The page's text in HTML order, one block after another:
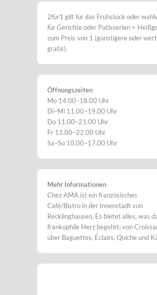
2für1 gilt für das Frühstück oder
für Gerichte oder Patîsserien +
zum Preis von 1 (günstigere oder
gratis).
Öffnungszeiten
Mo 14.00–18.00 Uhr
Di–Mi 11.00–19.00 Uhr
Do 11.00–21.00 Uhr
Fr 11.00–22.00 Uhr
Sa–So 10.00–17.00 Uhr
Mehr Informationen
Chez AMA ist ein französisches
Café/Bistro in der Innenstadt von
Recklinghausen. Es bietet alles, was
frankophile Herz begehrt: von
über Baguettes, Éclairs, Quiche und